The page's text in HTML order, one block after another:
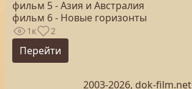
фильм 5 - Азия и Австралия
фильм 6 - Новые горизонты
1к 2
Перейти
2003-2026, dok-film.net